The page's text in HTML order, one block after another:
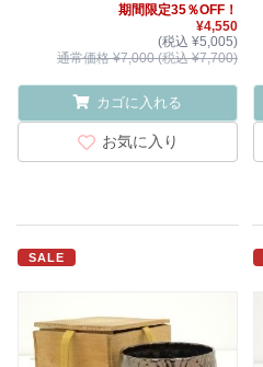
期間限定35％OFF！
¥4,550
(税込 ¥5,005)
通常価格 ¥7,000 (税込 ¥7,700)
カゴに入れる
お気に入り
SALE